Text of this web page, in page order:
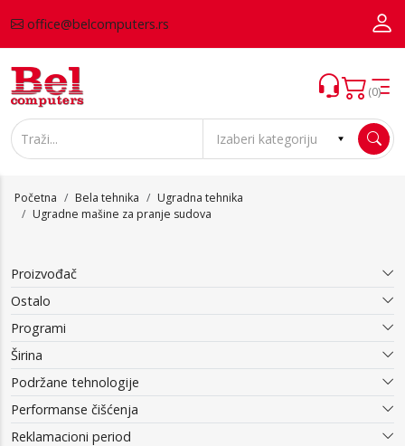
office@belcomputers.rs
(0)
Početna Bela tehnika
Ugradna tehnika
Ugradne mašine za pranje sudova
Proizvođač
Ostalo
Programi
Širina
Podržane tehnologije
Performanse čišćenja
Reklamacioni period